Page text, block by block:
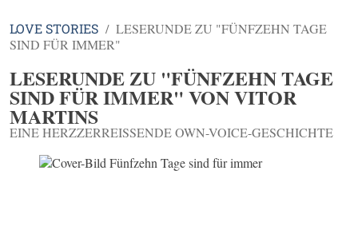
LOVE STORIES
LESERUNDE ZU "FÜNFZEHN TAGE
SIND FÜR IMMER"
LESERUNDE ZU "FÜNFZEHN TAGE
SIND FÜR IMMER" VON VITOR
MARTINS
EINE HERZZERREISSENDE OWN-VOICE-GESCHICHTE